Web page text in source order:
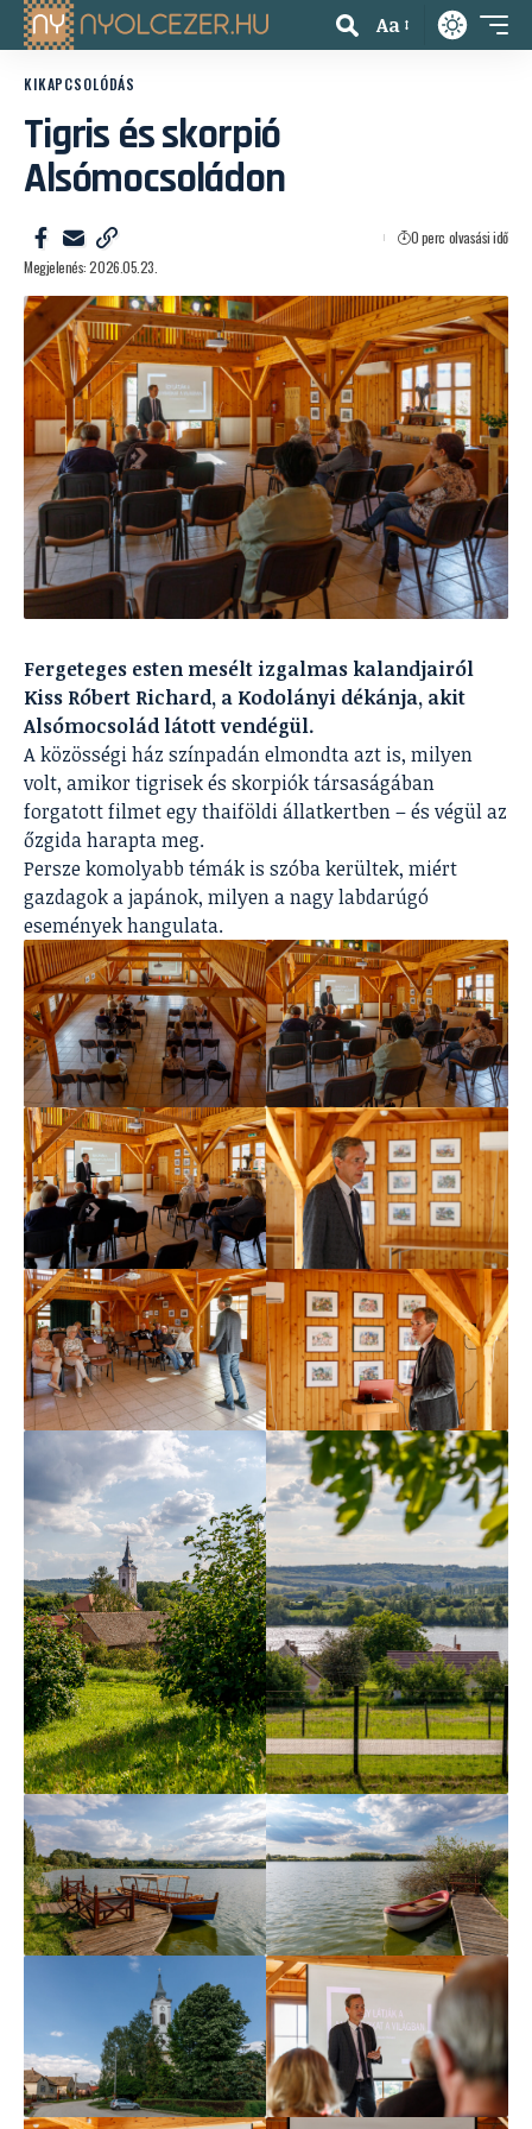
Aa
KIKAPCSOLÓDÁS
Tigris és skorpió
Alsómocsoládon
Megjelenés: 2026.05.23.
0 perc olvasási idő
Fergeteges esten mesélt izgalmas kalandjairól
Kiss Róbert Richard, a Kodolányi dékánja, akit
Alsómocsolád látott vendégül.
A közösségi ház színpadán elmondta azt is, milyen
volt, amikor tigrisek és skorpiók társaságában
forgatott filmet egy thaiföldi állatkertben – és végül az
őzgida harapta meg.
Persze komolyabb témák is szóba kerültek, miért
gazdagok a japánok, milyen a nagy labdarúgó
események hangulata.